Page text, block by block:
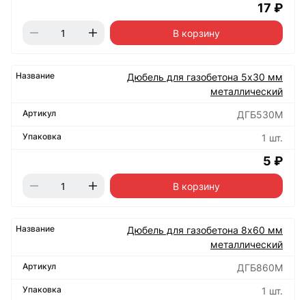
17 ₽
В корзину
Дюбель для газобетона 5х30 мм
металлический
ДГБ530М
1 шт.
5 ₽
В корзину
Дюбель для газобетона 8х60 мм
металлический
ДГБ860М
1 шт.